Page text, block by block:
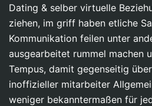
Dating & selber virtuelle
ziehen, im griff haben etliche
Kommunikation feilen unter
ausgearbeitet rummel machen
Tempus, damit gegenseitig
inoffizieller mitarbeiter
weniger bekanntermaßen für